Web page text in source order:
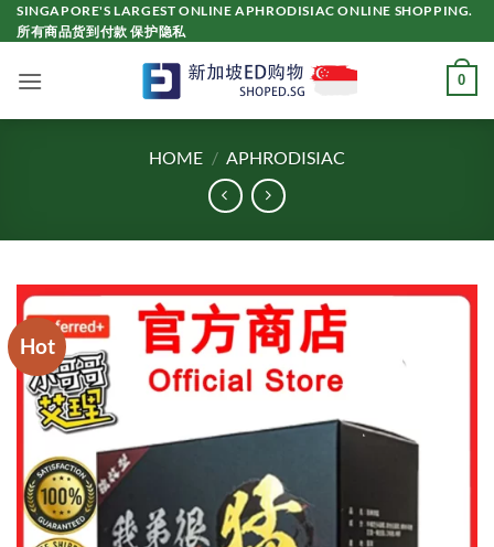
Skip
to
SINGAPORE'S LARGEST ONLINE APHRODISIAC ONLINE SHOPPING.
所有商品货到付款 保护隐私
0
HOME / APHRODISIAC
Hot